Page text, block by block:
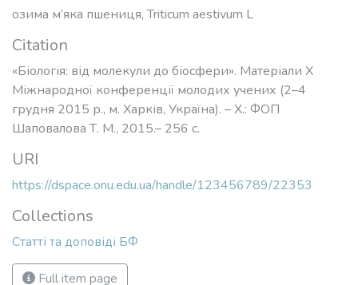
озима м’яка пшениця,Triticum aestivum L
Citation
«Біологія: від молекули до біосфери». Матеріали X
Міжнародної конференції молодих учених (2–4
грудня 2015 р., м. Харків, Україна). – Х.: ФОП
Шаповалова Т. М., 2015.– 256 с.
URI
https://dspace.onu.edu.ua/handle/123456789/22353
Collections
Статті та доповіді БФ
Full item page